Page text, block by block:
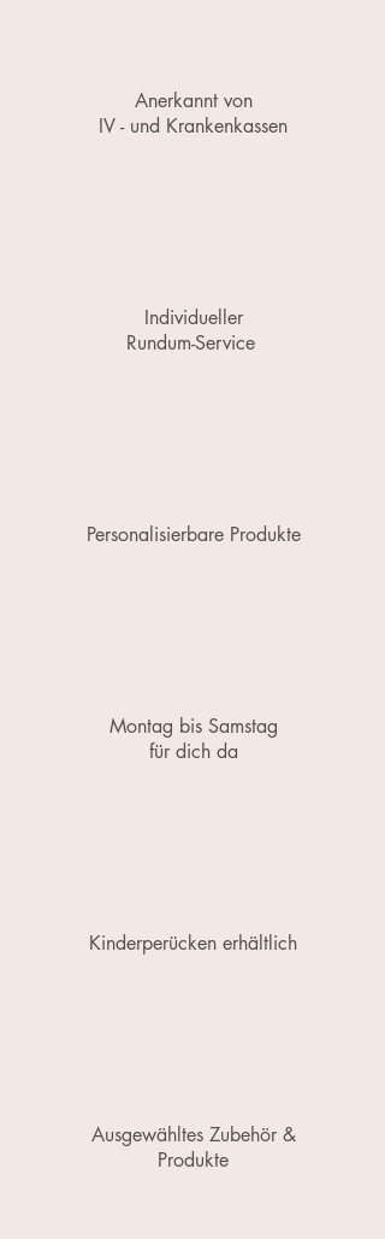
Anerkannt von
IV - und Krankenkassen
Individueller
Rundum-Service
Personalisierbare Produkte
Montag bis Samstag
für dich da
Kinderperücken erhältlich
Ausgewähltes Zubehör &
Produkte